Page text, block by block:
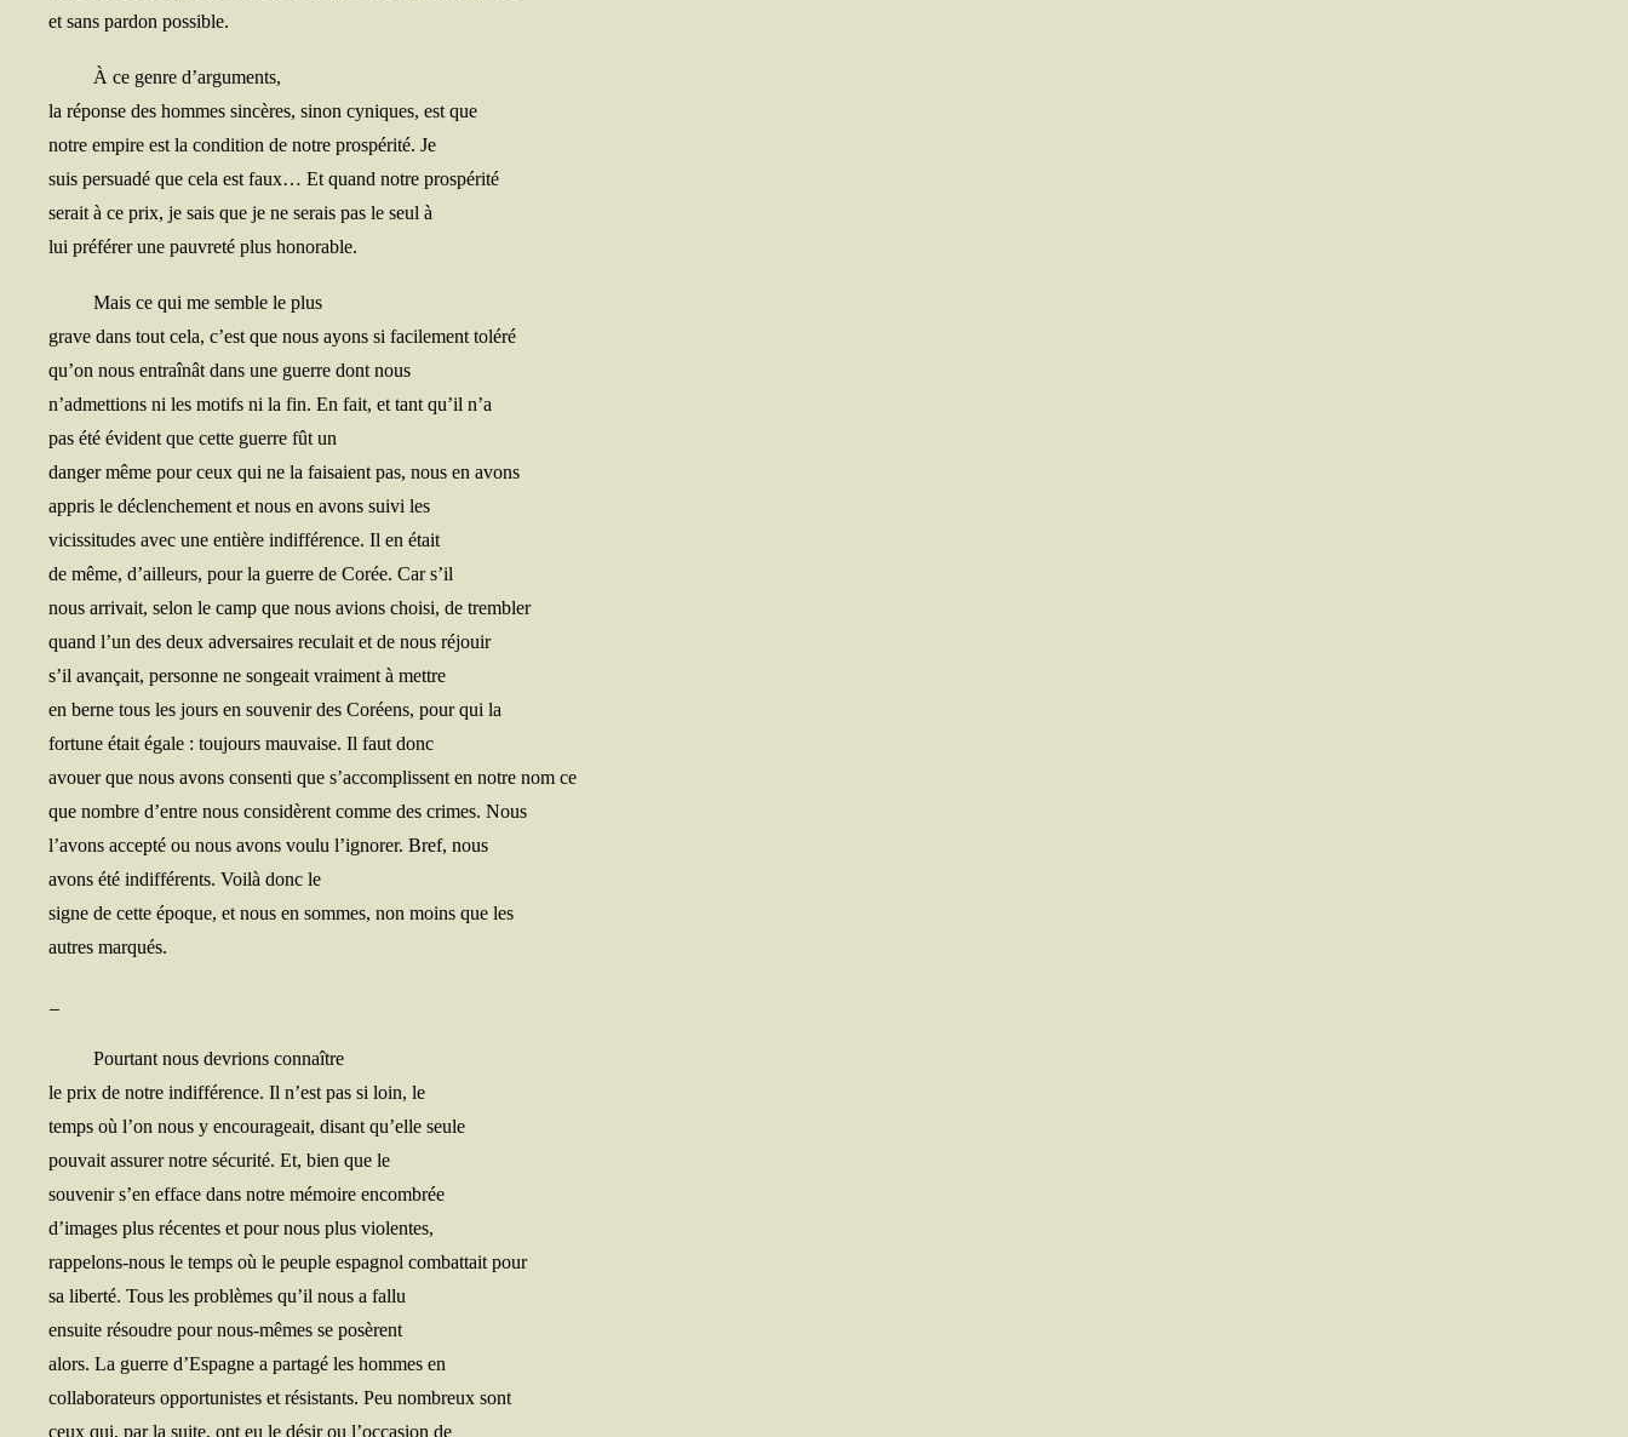
et sans par­don possible.
À ce genre d’arguments,
la réponse des hommes sin­cères, sinon cyniques, est que
notre empire est la condi­tion de notre pros­pé­ri­té. Je
suis per­sua­dé que cela est faux… Et quand notre prospérité
serait à ce prix, je sais que je ne serais pas le seul à
lui pré­fé­rer une pau­vre­té plus honorable.
Mais ce qui me semble le plus
grave dans tout cela, c’est que nous ayons si faci­le­ment toléré
qu’on nous entraî­nât dans une guerre dont nous
n’admettions ni les motifs ni la fin. En fait, et tant qu’il n’a
pas été évident que cette guerre fût un
dan­ger même pour ceux qui ne la fai­saient pas, nous en avons
appris le déclen­che­ment et nous en avons sui­vi les
vicis­si­tudes avec une entière indif­fé­rence. Il en était
de même, d’ailleurs, pour la guerre de Corée. Car s’il
nous arri­vait, selon le camp que nous avions choi­si, de trembler
quand l’un des deux adver­saires recu­lait et de nous réjouir
s’il avan­çait, per­sonne ne son­geait vrai­ment à mettre
en berne tous les jours en sou­ve­nir des Coréens, pour qui la
for­tune était égale : tou­jours mau­vaise. Il faut donc
avouer que nous avons consen­ti que s’accomplissent en notre nom ce
que nombre d’entre nous consi­dèrent comme des crimes. Nous
l’avons accep­té ou nous avons vou­lu l’ignorer. Bref, nous
avons été indif­fé­rents. Voi­là donc le
signe de cette époque, et nous en sommes, non moins que les
autres marqués.
Pour­tant nous devrions connaître
le prix de notre indif­fé­rence. Il n’est pas si loin, le
temps où l’on nous y encou­ra­geait, disant qu’elle seule
pou­vait assu­rer notre sécu­ri­té. Et, bien que le
sou­ve­nir s’en efface dans notre mémoire encombrée
d’images plus récentes et pour nous plus violentes,
rap­pe­lons-nous le temps où le peuple espa­gnol com­bat­tait pour
sa liber­té. Tous les pro­blèmes qu’il nous a fallu
ensuite résoudre pour nous-mêmes se posèrent
alors. La guerre d’Espagne a par­ta­gé les hommes en
col­la­bo­ra­teurs oppor­tu­nistes et résis­tants. Peu nom­breux sont
ceux qui, par la suite, ont eu le désir ou l’occasion de